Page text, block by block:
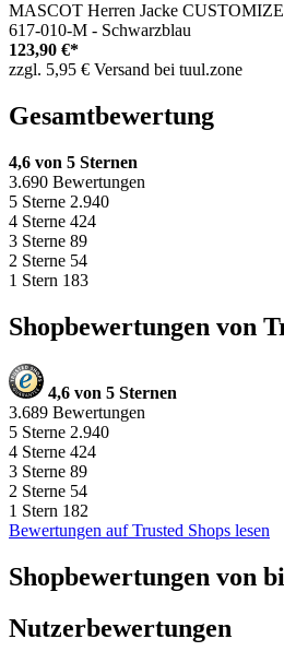
MASCOT Herren Jacke
617-010-M - Schwarzblau
123,90 €*
zzgl. 5,95 € Versand bei tuul.zone
Gesamtbewertung
4,6 von 5 Sternen
3.690 Bewertungen
5 Sterne 2.940
4 Sterne 424
3 Sterne 89
2 Sterne 54
1 Stern 183
Shopbewertungen von
4,6 von 5 Sternen
3.689 Bewertungen
5 Sterne 2.940
4 Sterne 424
3 Sterne 89
2 Sterne 54
1 Stern 182
Bewertungen auf Trusted Shops lesen
Shopbewertungen von
Nutzerbewertungen